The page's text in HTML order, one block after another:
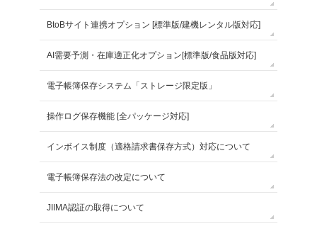
BtoBサイト連携オプション [標準版/建機レンタル版対応]
AI需要予測・在庫適正化オプション[標準版/食品版対応]
電子帳簿保存システム「ストレージ限定版」
操作ログ保存機能 [全パッケージ対応]
インボイス制度（適格請求書保存方式）対応について
電子帳簿保存法の改定について
JIIMA認証の取得について